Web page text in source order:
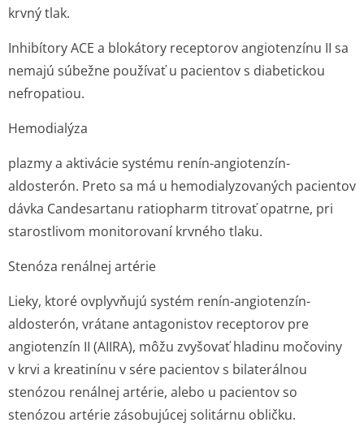
krvný tlak.
Inhibítory ACE a blokátory receptorov angiotenzínu II sa
nemajú súbežne používať u pacientov s diabetickou
nefropatiou.
Hemodialýza
plazmy a aktivácie systému renín-angiotenzín-
aldosterón. Preto sa má u hemodialyzovaných pacientov
dávka Candesartanu ratiopharm titrovať opatrne, pri
starostlivom monitorovaní krvného tlaku.
Stenóza renálnej artérie
Lieky, ktoré ovplyvňujú systém renín-angiotenzín-
aldosterón, vrátane antagonistov receptorov pre
angiotenzín II (AIIRA), môžu zvyšovať hladinu močoviny
v krvi a kreatinínu v sére pacientov s bilaterálnou
stenózou renálnej artérie, alebo u pacientov so
stenózou artérie zásobujúcej solitárnu obličku.